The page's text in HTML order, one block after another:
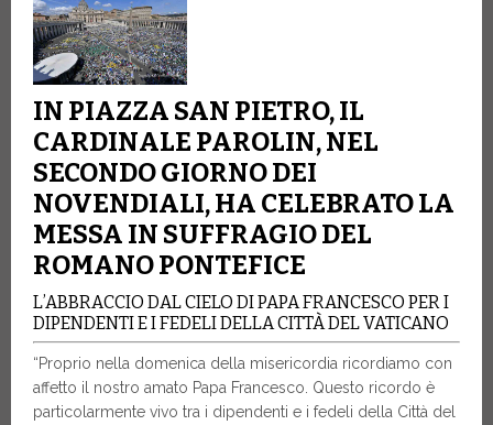
IN PIAZZA SAN PIETRO, IL
CARDINALE PAROLIN, NEL
SECONDO GIORNO DEI
NOVENDIALI, HA CELEBRATO LA
MESSA IN SUFFRAGIO DEL
ROMANO PONTEFICE
L’ABBRACCIO DAL CIELO DI PAPA FRANCESCO PER I
DIPENDENTI E I FEDELI DELLA CITTÀ DEL VATICANO
“Proprio nella domenica della misericordia ricordiamo con
affetto il nostro amato Papa Francesco. Questo ricordo è
particolarmente vivo tra i dipendenti e i fedeli della Città del